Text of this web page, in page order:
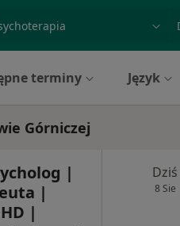
terminy Język
Górniczej
|
|
|
Dziś
8 Sie